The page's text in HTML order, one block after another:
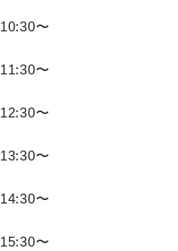
10:30〜
11:30〜
12:30〜
13:30〜
14:30〜
15:30〜